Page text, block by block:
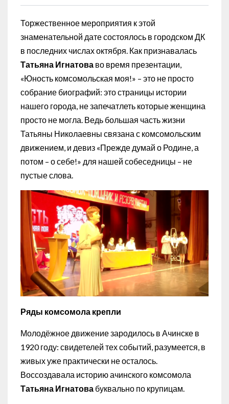
Торжественное мероприятия к этой
знаменательной дате состоялось в городском ДК
в последних числах октября. Как признавалась
Татьяна Игнатова во время презентации,
«Юность комсомольская моя!» – это не просто
собрание биографий: это страницы истории
нашего города, не запечатлеть которые женщина
просто не могла. Ведь большая часть жизни
Татьяны Николаевны связана с комсомольским
движением, и девиз «Прежде думай о Родине, а
потом – о себе!» для нашей собеседницы – не
пустые слова.
Ряды комсомола крепли
Молодёжное движение зародилось в Ачинске в
1920 году: свидетелей тех событий, разумеется, в
живых уже практически не осталось.
Воссоздавала историю ачинского комсомола
Татьяна Игнатова буквально по крупицам.